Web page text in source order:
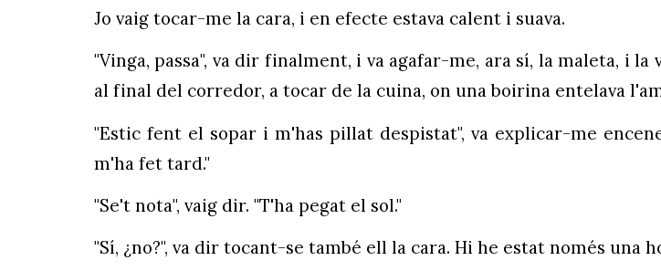
Jo vaig tocar-me la cara, i en efecte estava calent i suava.
"Vinga, passa", va dir finalment, i va agafar-me, ara sí, la maleta, i
al final del corredor, a tocar de la cuina, on una boirina entelava
"Estic fent el sopar i m'has pillat despistat", va explicar-me
m'ha fet tard."
"Se't nota", vaig dir. "T'ha pegat el sol."
"Sí, ¿no?", va dir tocant-se també ell la cara. Hi he estat només una